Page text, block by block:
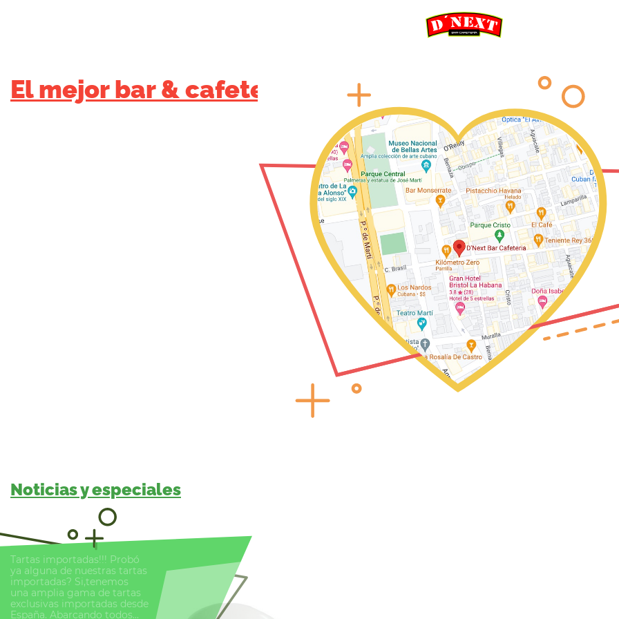
El mejor bar & cafeteria en el corazon de La
Noticias y especiales
Tartas importadas!!! Probó
ya alguna de nuestras tartas
importadas? Si,tenemos
una amplia gama de tartas
exclusivas importadas desde
España. Abarcando todos...